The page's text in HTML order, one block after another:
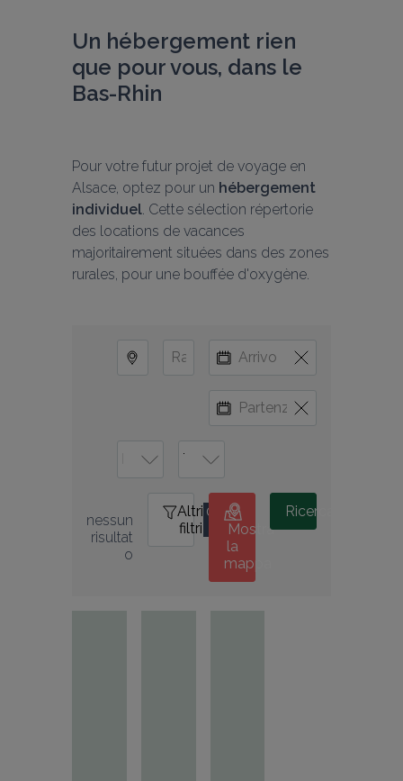
Un hébergement rien
que pour vous, dans le
Bas-Rhin
Pour votre futur projet de voyage en
Alsace, optez pour un hébergement
individuel. Cette sélection répertorie
des locations de vacances
majoritairement situées dans des zones
rurales, pour une bouffée d'oxygène.
nessun
risultat
o
Altri
filtri
0
Mostra
la
mappa
Ricerca